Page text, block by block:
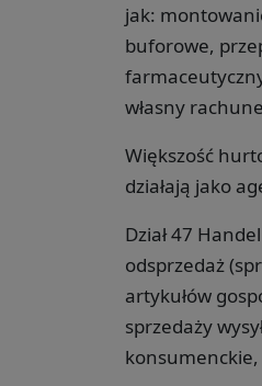
jak:
buforowe,
własny
Większość
działają jako
Dział 47
odsprzedaż
artykułów
sprzedaży